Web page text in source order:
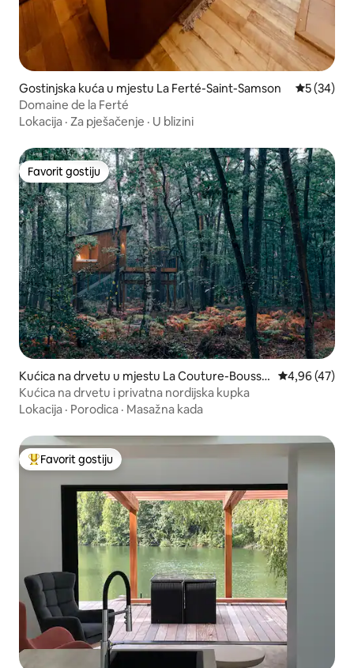
Gostinjska kuća u mjestu La Ferté-Saint-Samson Prosječna
5 (34)
Domaine de la Ferté
Lokacija · Za pješačenje · U blizini
Favorit gostiju
Favorit gostiju
Kućica na drvetu u mjestu La Couture-Bousse
y
Prosječna
4,96 (47)
Kućica na drvetu i privatna nordijska kupka
Lokacija · Porodica · Masažna kada
Glavni favorit gostiju
Favorit gostiju